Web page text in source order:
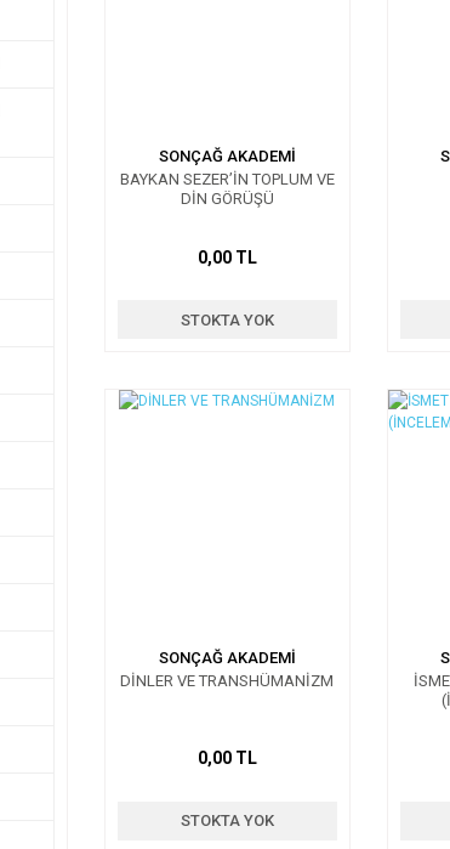
SONÇAĞ AKADEMİ
BAYKAN SEZER’İN TOPLUM VE
DİN GÖRÜŞÜ
0,00 TL
STOKTA YOK
SONÇAĞ AKADEMİ
DİNLER VE TRANSHÜMANİZM
0,00 TL
STOKTA YOK